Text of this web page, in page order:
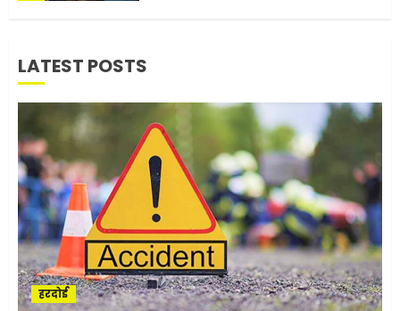
FEBRUARY 3, 2026 0
1
मोबाइल की लत: एक खामोश
घातक बीमारी, जो धीरे-धीरे इंसान,
रिश्ते और भविष्य सब कुछ निगल
रही है!
JULY 11, 2026
LATEST POSTS
हरदोई